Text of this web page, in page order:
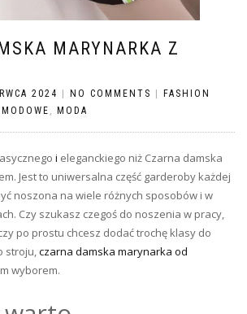
MARYNARKA Z
2024 NO COMMENTS
FASHION
, MODA
i eleganckiego niż Czarna damska
Jest to uniwersalna część garderoby każdej
noszona na wiele różnych sposobów i w
Czy szukasz czegoś do noszenia w pracy,
po prostu chcesz dodać trochę klasy do
stroju,czarna damska marynarka od
wyborem.